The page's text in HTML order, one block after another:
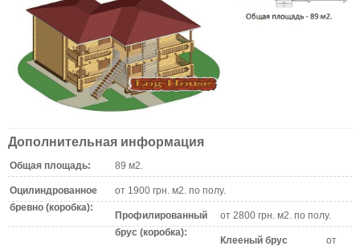
Дополнительная информация
Общая площадь: 89 м2.
Оцилиндрованное
бревно (коробка):
от 1900 грн. м2. по полу.
Профилированный
брус (коробка):
от 2800 грн. м2. по полу.
Клееный брус
от